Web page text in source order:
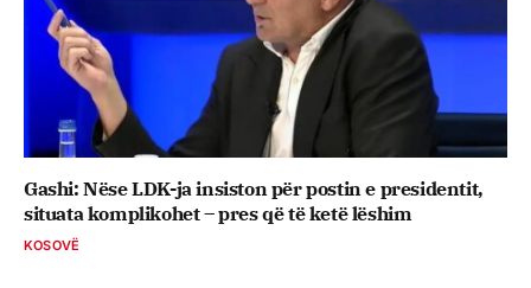
Gashi: Nëse LDK-ja insiston për postin e presidentit,
situata komplikohet – pres që të ketë lëshim
KOSOVË